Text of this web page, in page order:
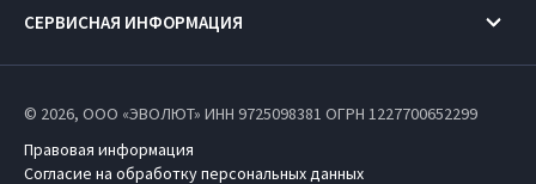
СЕРВИСНАЯ ИНФОРМАЦИЯ
© 2026, ООО «ЭВОЛЮТ» ИНН 9725098381 ОГРН 1227700652299
Правовая информация
Согласие на обработку персональных данных